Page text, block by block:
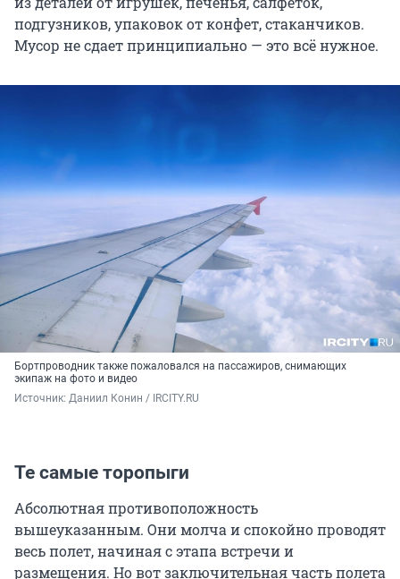
подгузников, упаковок от конфет, стаканчиков.
Мусор не сдает принципиально — это всё нужное.
Бортпроводник также пожаловался на пассажиров, снимающих
экипаж на фото и видео
Источник: Даниил Конин / IRCITY.RU
Те самые торопыги
Абсолютная противоположность
вышеуказанным. Они молча и спокойно проводят
весь полет, начиная с этапа встречи и
размещения. Но вот заключительная часть полета